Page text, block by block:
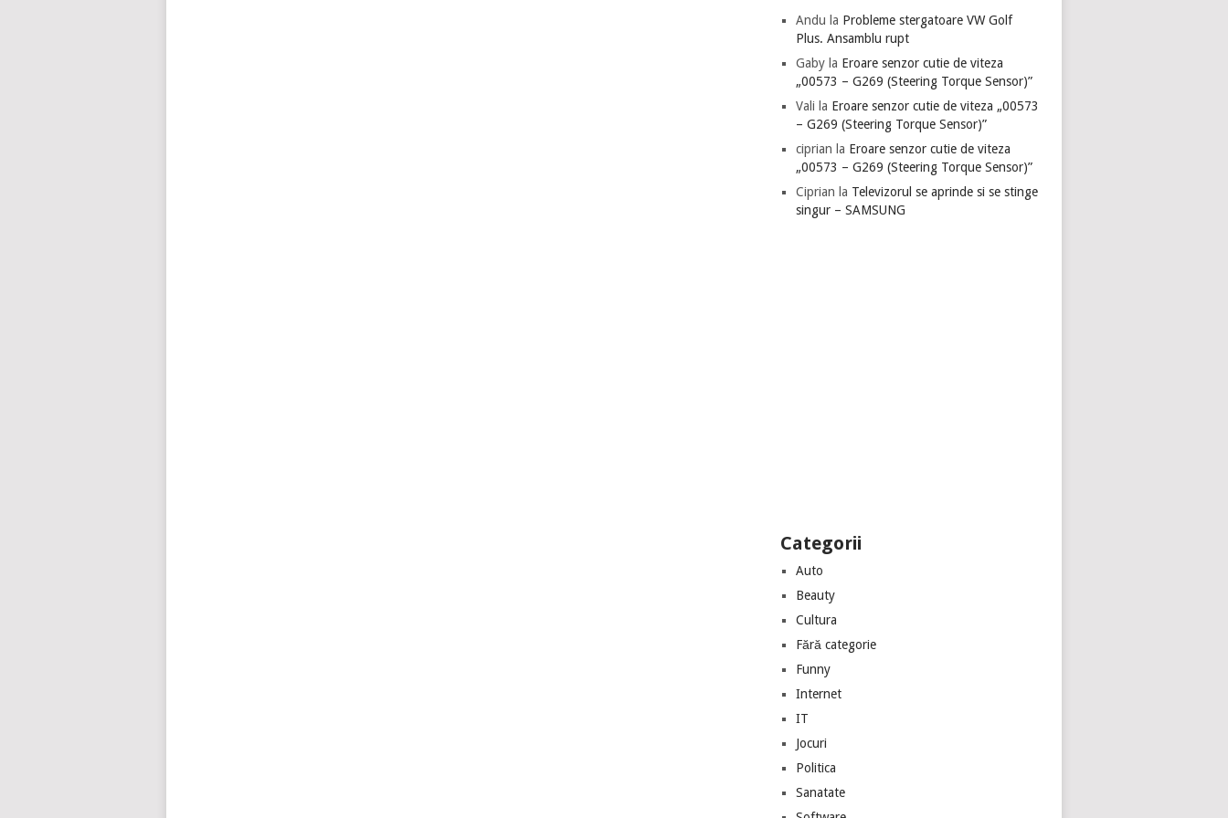
Andu la Probleme stergatoare VW Golf
Plus. Ansamblu rupt
Gaby la Eroare senzor cutie de viteza
„00573 – G269 (Steering Torque Sensor)”
Vali la Eroare senzor cutie de viteza „00573
– G269 (Steering Torque Sensor)”
ciprian la Eroare senzor cutie de viteza
„00573 – G269 (Steering Torque Sensor)”
Ciprian la Televizorul se aprinde si se stinge
singur – SAMSUNG
Categorii
Auto
Beauty
Cultura
Fără categorie
Funny
Internet
IT
Jocuri
Politica
Sanatate